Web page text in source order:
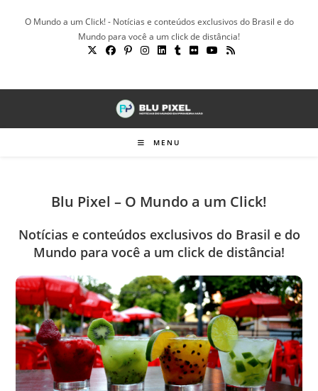
O Mundo a um Click! - Notícias e conteúdos exclusivos do Brasil e do
Mundo para você a um click de distância!
MENU
Blu Pixel – O Mundo a um Click!
Notícias e conteúdos exclusivos do Brasil e do
Mundo para você a um click de distância!